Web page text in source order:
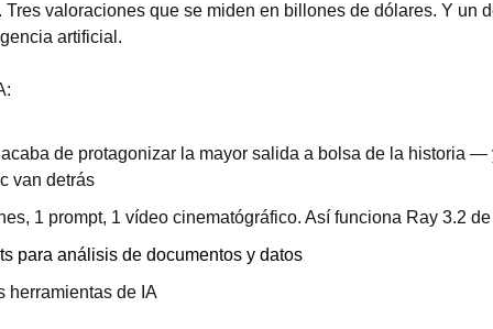
Tres valoraciones que se miden en billones de dólares. Y un
artificial.
de protagonizar la mayor salida a bolsa de la historia —
van detrás
1 prompt, 1 vídeo cinematógráfico. Así funciona Ray 3.2
para análisis de documentos y datos
herramientas de IA